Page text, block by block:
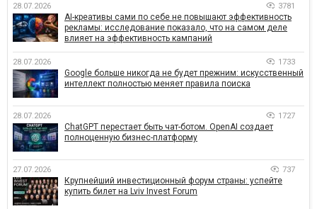
28.07.2026 3781
AI-креативы сами по себе не повышают эффективность
рекламы: исследование показало, что на самом деле
влияет на эффективность кампаний
28.07.2026 1733
Google больше никогда не будет прежним: искусственный
интеллект полностью меняет правила поиска
28.07.2026 1727
ChatGPT перестает быть чат-ботом. OpenAI создает
полноценную бизнес-платформу
27.07.2026 737
Крупнейший инвестиционный форум страны: успейте
купить билет на Lviv Invest Forum